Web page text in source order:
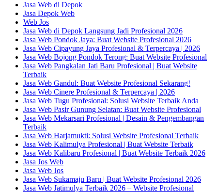
Jasa Web di Depok
Jasa Depok Web
Web Jos
Jasa Web di Depok Langsung Jadi Profesional 2026
Jasa Web Pondok Jaya: Buat Website Profesional 2026
Jasa Web Cipayung Jaya Profesional & Terpercaya | 2026
Jasa Web Bojong Pondok Terong: Buat Website Profesional
Jasa Web Pangkalan Jati Baru Profesional | Buat Website
Terbaik
Jasa Web Gandul: Buat Website Profesional Sekarang!
Jasa Web Cinere Profesional & Terpercaya | 2026
Jasa Web Tugu Profesional: Solusi Website Terbaik Anda
Jasa Web Pasir Gunung Selatan: Buat Website Profesional
Jasa Web Mekarsari Profesional | Desain & Pengembangan
Terbaik
Jasa Web Harjamukti: Solusi Website Profesional Terbaik
Jasa Web Kalimulya Profesional | Buat Website Terbaik
Jasa Web Kalibaru Profesional | Buat Website Terbaik 2026
Jasa Jos Web
Jasa Web Jos
Jasa Web Sukamaju Baru | Buat Website Profesional 2026
Jasa Web Jatimulya Terbaik 2026 – Website Profesional